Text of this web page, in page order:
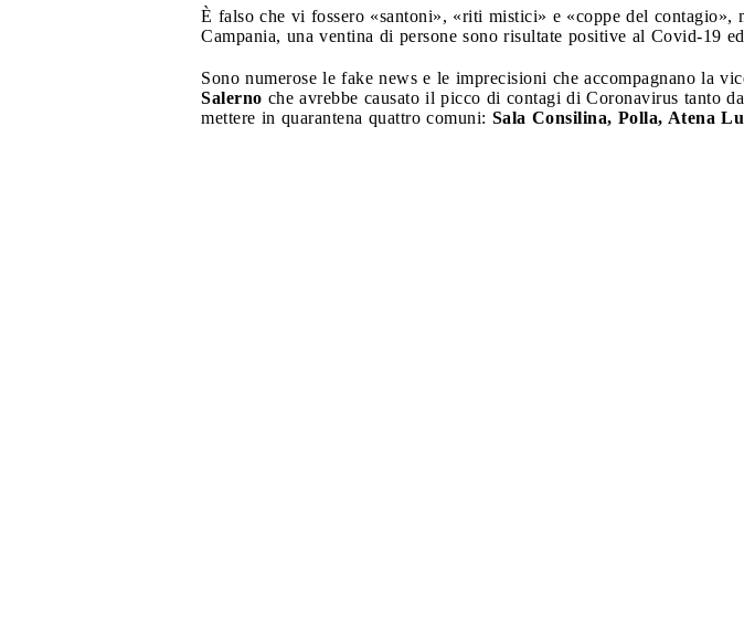
È falso che vi fossero «santoni», «riti mistici» e «coppe del contagio»,
Campania, una ventina di persone sono risultate positive al Covid-19
Sono numerose le fake news e le imprecisioni che accompagnano la
Salerno che avrebbe causato il picco di contagi di Coronavirus tanto
mettere in quarantena quattro comuni: Sala Consilina, Polla, Atena